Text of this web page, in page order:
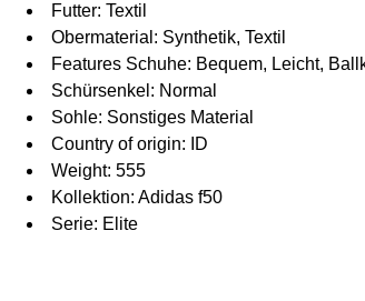
Futter: Textil
Obermaterial: Synthetik, Textil
Features Schuhe: Bequem, Leicht,
Schürsenkel: Normal
Sohle: Sonstiges Material
Country of origin: ID
Weight: 555
Kollektion: Adidas f50
Serie: Elite